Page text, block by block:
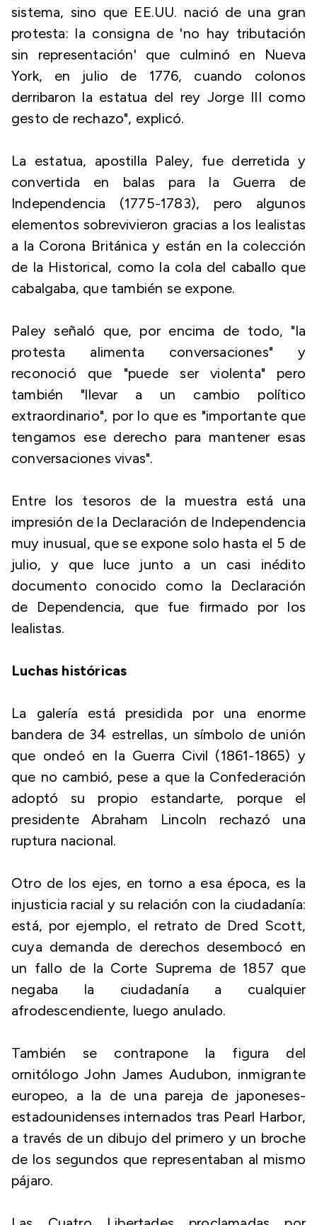
sistema, sino que EE.UU. nació de una gran
protesta: la consigna de 'no hay tributación
sin representación' que culminó en Nueva
York, en julio de 1776, cuando colonos
derribaron la estatua del rey Jorge III como
gesto de rechazo", explicó.
La estatua, apostilla Paley, fue derretida y
convertida en balas para la Guerra de
Independencia (1775-1783), pero algunos
elementos sobrevivieron gracias a los lealistas
a la Corona Británica y están en la colección
de la Historical, como la cola del caballo que
cabalgaba, que también se expone.
Paley señaló que, por encima de todo, "la
protesta alimenta conversaciones" y
reconoció que "puede ser violenta" pero
también "llevar a un cambio político
extraordinario", por lo que es "importante que
tengamos ese derecho para mantener esas
conversaciones vivas".
Entre los tesoros de la muestra está una
impresión de la Declaración de Independencia
muy inusual, que se expone solo hasta el 5 de
julio, y que luce junto a un casi inédito
documento conocido como la Declaración
de Dependencia, que fue firmado por los
lealistas.
Luchas históricas
La galería está presidida por una enorme
bandera de 34 estrellas, un símbolo de unión
que ondeó en la Guerra Civil (1861-1865) y
que no cambió, pese a que la Confederación
adoptó su propio estandarte, porque el
presidente Abraham Lincoln rechazó una
ruptura nacional.
Otro de los ejes, en torno a esa época, es la
injusticia racial y su relación con la ciudadanía:
está, por ejemplo, el retrato de Dred Scott,
cuya demanda de derechos desembocó en
un fallo de la Corte Suprema de 1857 que
negaba la ciudadanía a cualquier
afrodescendiente, luego anulado.
También se contrapone la figura del
ornitólogo John James Audubon, inmigrante
europeo, a la de una pareja de japoneses-
estadounidenses internados tras Pearl Harbor,
a través de un dibujo del primero y un broche
de los segundos que representaban al mismo
pájaro.